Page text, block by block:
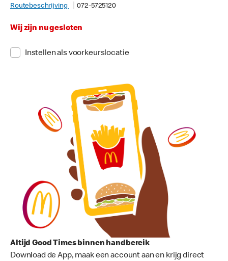
Routebeschrijving
072-5725120
Wij zijn nu gesloten
Instellen als voorkeurslocatie
Altijd Good Times binnen handbereik
Download de App, maak een account aan en krijg direct